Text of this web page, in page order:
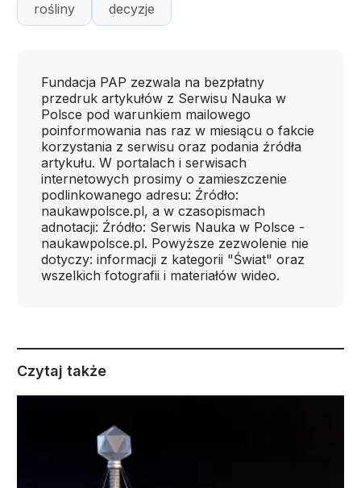
rośliny decyzje
Fundacja PAP zezwala na bezpłatny
przedruk artykułów z Serwisu Nauka w
Polsce pod warunkiem mailowego
poinformowania nas raz w miesiącu o fakcie
korzystania z serwisu oraz podania źródła
artykułu. W portalach i serwisach
internetowych prosimy o zamieszczenie
podlinkowanego adresu: Źródło:
naukawpolsce.pl, a w czasopismach
adnotacji: Źródło: Serwis Nauka w Polsce -
naukawpolsce.pl. Powyższe zezwolenie nie
dotyczy: informacji z kategorii "Świat" oraz
wszelkich fotografii i materiałów wideo.
Czytaj także